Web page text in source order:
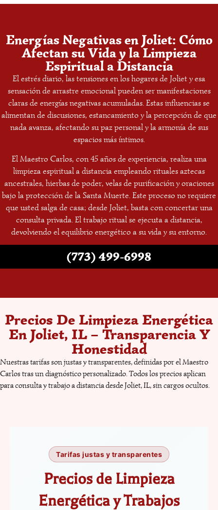
Energías Negativas en Joliet: Cómo
Afectan su Vida y la Limpieza
Espiritual a Distancia
El estrés diario, las tensiones en los hogares de Joliet y esa
sensación de arrastre emocional pueden ser manifestaciones
claras de energías negativas acumuladas. Estas influencias se
alimentan de discusiones, estancamiento y la percepción de que
nada avanza, afectando su paz personal y la armonía de sus
espacios más íntimos.
El Maestro Carlos, con 45 años de experiencia, realiza una
limpieza espiritual a distancia empleando rituales aztecas
ancestrales, hierbas de poder, velas de purificación y oraciones
bajo la protección de la Santa Muerte. Este proceso no requiere
que usted salga de casa; desde Joliet, basta con concertar una
consulta privada. El trabajo ritual se ejecuta a distancia,
devolviendo el equilibrio energético a su vida y su entorno.
(773) 499-6998
Precios De Limpieza Energética
En Joliet, IL – Transparencia Y
Honestidad
Nuestras tarifas son justas y transparentes, definidas por el Maestro
Carlos tras un diagnóstico personalizado. Todos los precios aplican
para consulta y trabajo a distancia desde Joliet, IL, sin cargos ocultos.
Tarifas justas y transparentes
Precios de Limpieza
Energética y Trabajos